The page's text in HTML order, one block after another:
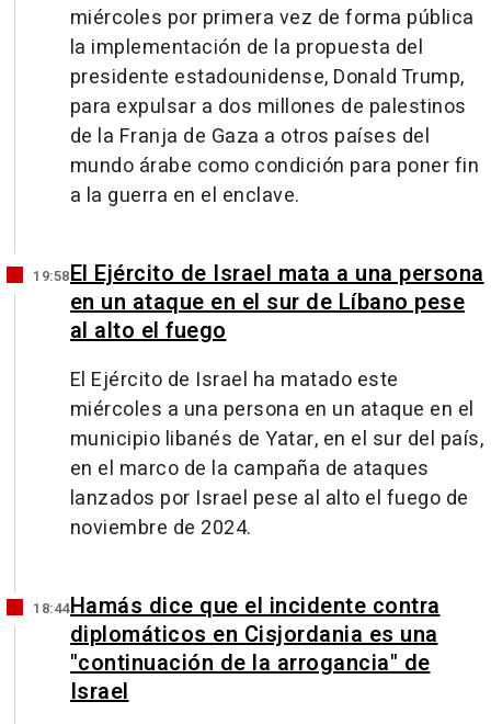
miércoles por primera vez de forma pública
la implementación de la propuesta del
presidente estadounidense, Donald Trump,
para expulsar a dos millones de palestinos
de la Franja de Gaza a otros países del
mundo árabe como condición para poner fin
a la guerra en el enclave.
19:58El Ejército de Israel mata a una persona
en un ataque en el sur de Líbano pese
al alto el fuego
El Ejército de Israel ha matado este
miércoles a una persona en un ataque en el
municipio libanés de Yatar, en el sur del país,
en el marco de la campaña de ataques
lanzados por Israel pese al alto el fuego de
noviembre de 2024.
18:44Hamás dice que el incidente contra
diplomáticos en Cisjordania es una
"continuación de la arrogancia" de
Israel